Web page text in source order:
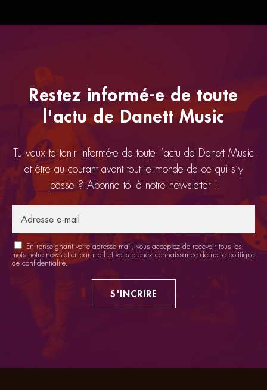
Restez informé-e de toute
l'actu de Danett Music
Tu veux te tenir informé-e de toute l’actu de Danett Music
et être au courant avant tout le monde de ce qui s’y
passe ? Abonne toi à notre newsletter !
En renseignant votre adresse mail, vous acceptez de recevoir tous les
mois notre newsletter par mail et vous prenez connaissance de notre politique
de confidentialité.
S'INCRIRE